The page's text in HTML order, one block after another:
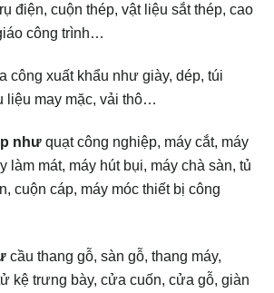
điện, cuộn thép, vật liệu sắt thép, cao
công trình…
công xuất khẩu như giày, dép, túi
liệu may mặc, vải thô…
như quạt công nghiệp, máy cắt, máy
làm mát, máy hút bụi, máy chà sàn, tủ
cuộn cáp, máy móc thiết bị công
cầu thang gỗ, sàn gỗ, thang máy,
kệ trưng bày, cửa cuốn, cửa gỗ, giàn